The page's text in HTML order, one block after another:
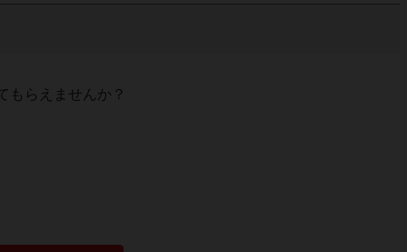
もらえませんか？